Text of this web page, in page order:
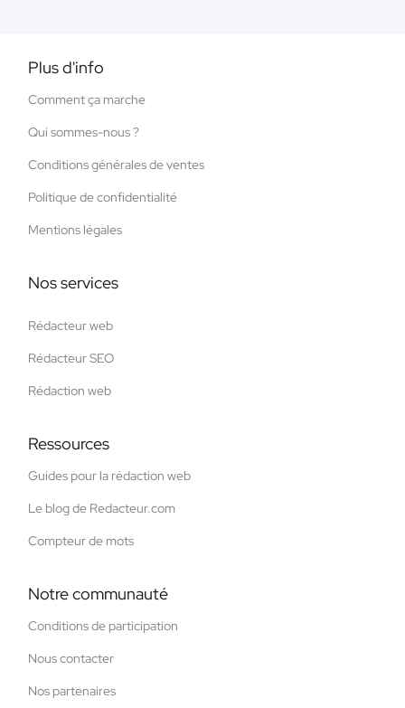
Plus d'info
Comment ça marche
Qui sommes-nous ?
Conditions générales de ventes
Politique de confidentialité
Mentions légales
Nos services
Rédacteur web
Rédacteur SEO
Rédaction web
Ressources
Guides pour la rédaction web
Le blog de Redacteur.com
Compteur de mots
Notre communauté
Conditions de participation
Nous contacter
Nos partenaires